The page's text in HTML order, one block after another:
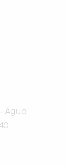
Água